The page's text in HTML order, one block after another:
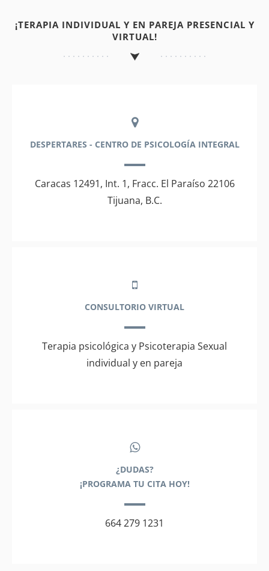
¡TERAPIA INDIVIDUAL Y EN PAREJA PRESENCIAL Y
VIRTUAL!
DESPERTARES - CENTRO DE PSICOLOGÍA INTEGRAL
Caracas 12491, Int. 1, Fracc. El Paraíso 22106
Tijuana, B.C.
CONSULTORIO VIRTUAL
Terapia psicológica y Psicoterapia Sexual
individual y en pareja
¿DUDAS?
¡PROGRAMA TU CITA HOY!
664 279 1231